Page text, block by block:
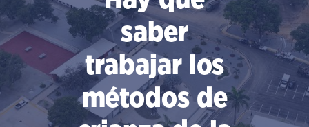
saber
trabajar los
métodos de